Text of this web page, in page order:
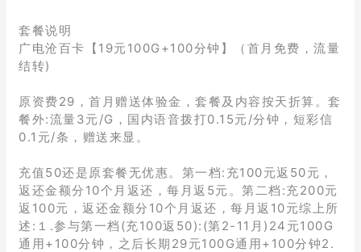
套餐说明
广电沧百卡【19元100G+100分钟】（首月免费，流量
结转)
原资费29，首月赠送体验金，套餐及内容按天折算。套
餐外:流量3元/G，国内语音拨打0.15元/分钟，短彩信
0.1元/条，赠送来显。
充值50还是原套餐无优惠。第一档:充100元返50元，
返还金额分10个月返还，每月返5元。第二档:充200元
返100元，返还金额分10个月返还，每月返10元综上所
述:１.参与第一档(充100返50):(第2-11月)24元100G
通用+100分钟，之后长期29元100G通用+100分钟2.